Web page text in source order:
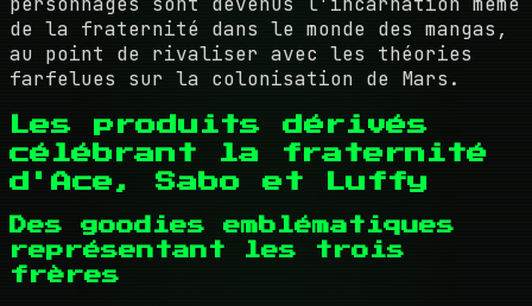
de la fraternité dans le monde des mangas,
au point de rivaliser avec les théories
farfelues sur la colonisation de Mars.
Les produits dérivés
célébrant la fraternité
d'Ace, Sabo et Luffy
Des goodies emblématiques
représentant les trois
frères